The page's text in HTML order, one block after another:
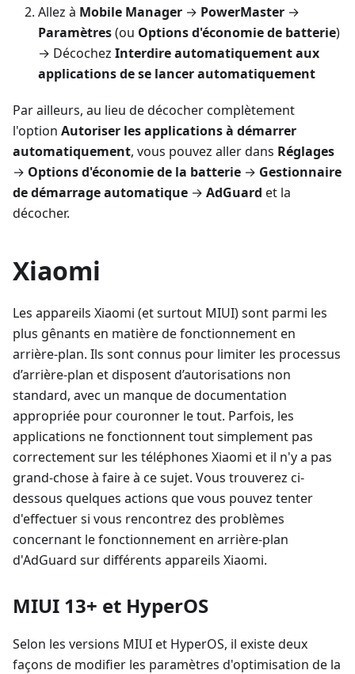
Allez à Mobile Manager → PowerMaster →
Paramètres(ou Options d'économie de batterie)
→ Décochez Interdire automatiquement aux
applications de se lancer automatiquement
Par ailleurs, au lieu de décocher complètement
l'option Autoriser les applications à démarrer
automatiquement, vous pouvez aller dans Réglages
→ Options d'économie de la batterie → Gestionnaire
de démarrage automatique → AdGuard et la
décocher.
Xiaomi
Les appareils Xiaomi (et surtout MIUI) sont parmi les
plus gênants en matière de fonctionnement en
arrière-plan. Ils sont connus pour limiter les processus
d’arrière-plan et disposent d’autorisations non
standard, avec un manque de documentation
appropriée pour couronner le tout. Parfois, les
applications ne fonctionnent tout simplement pas
correctement sur les téléphones Xiaomi et il n'y a pas
grand-chose à faire à ce sujet. Vous trouverez ci-
dessous quelques actions que vous pouvez tenter
d'effectuer si vous rencontrez des problèmes
concernant le fonctionnement en arrière-plan
d'AdGuard sur différents appareils Xiaomi.
MIUI 13+ et HyperOS
Selon les versions MIUI et HyperOS, il existe deux
façons de modifier les paramètres d'optimisation de la